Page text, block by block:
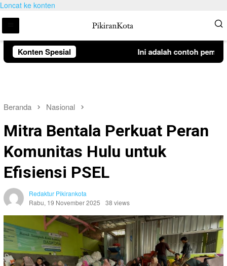
Loncat ke konten
Konten Spesial Ini adalah contoh
Beranda Nasional
Mitra Bentala Perkuat Peran
Komunitas Hulu untuk
Efisiensi PSEL
Redaktur Pikirankota
Rabu, 19 November 2025
38 views